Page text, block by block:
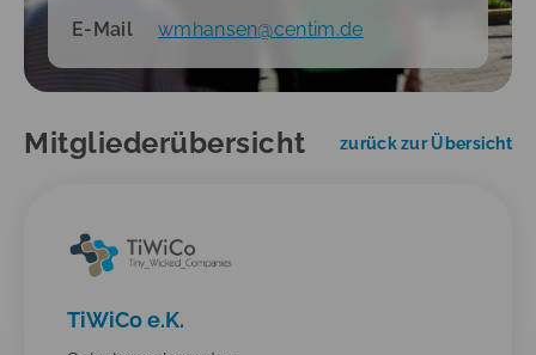
E-Mail
wmhansen@centim.de
Mitgliederübersicht zurück zur Übersicht
TiWiCo e.K.